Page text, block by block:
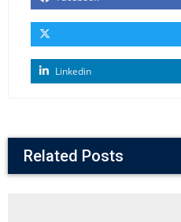
Linkedin
Related Posts